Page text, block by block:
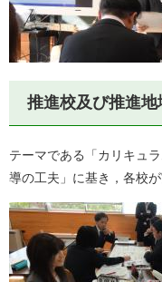
推進校及び推進
テーマである「カリキュ
導の工夫」に基き，各校